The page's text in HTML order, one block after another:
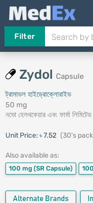
Filter
Zydol Capsule
ট্রামাডল হাইড্রোক্লোরাইড
50 mg
নভো হেলথকেয়ার এবং ফার্মা লিমিটেড
Unit Price: ৳ 7.52 (30's
Also available as:
100 mg (SR Capsule)
Alternate Brands